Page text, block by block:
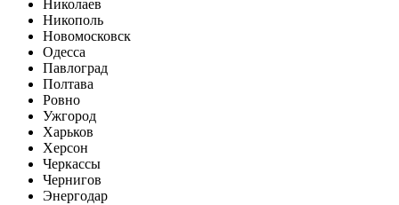
Николаев
Никополь
Новомосковск
Одесса
Павлоград
Полтава
Ровно
Ужгород
Харьков
Херсон
Черкассы
Чернигов
Энергодар